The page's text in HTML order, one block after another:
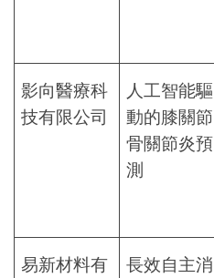
影向醫療科
技有限公司
人工智能驅
動的膝關節
骨關節炎預
測
易新材料有
長效自主消